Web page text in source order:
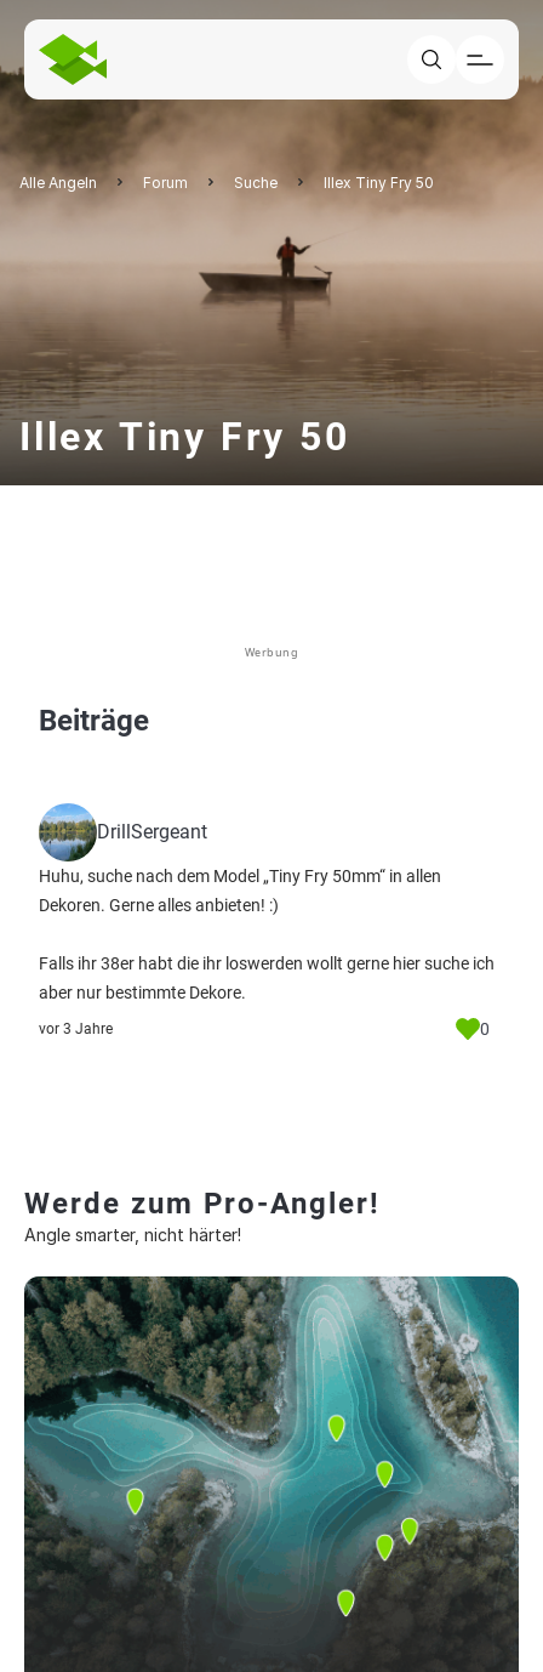
Alle Angeln Forum Suche Illex Tiny Fry 50
Illex Tiny Fry 50
Werbung
Beiträge
DrillSergeant
Huhu, suche nach dem Model „Tiny Fry 50mm“ in allen
Dekoren. Gerne alles anbieten! :)
Falls ihr 38er habt die ihr loswerden wollt gerne hier suche ich
aber nur bestimmte Dekore.
vor 3 Jahre 0
Werde zum Pro-Angler!
Angle smarter, nicht härter!